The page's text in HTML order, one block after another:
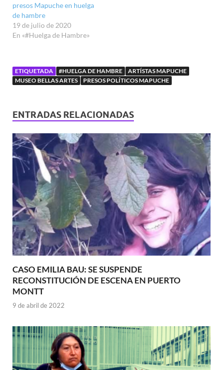
presos Mapuche en huelga
de hambre
19 de julio de 2020
En «#Huelga de Hambre»
ETIQUETADA #HUELGA DE HAMBRE
ARTÍSTAS MAPUCHE
MUSEO BELLAS ARTES
PRESOS POLÍTICOS MAPUCHE
ENTRADAS RELACIONADAS
CASO EMILIA BAU: SE SUSPENDE
RECONSTITUCIÓN DE ESCENA EN PUERTO
MONTT
9 de abril de 2022